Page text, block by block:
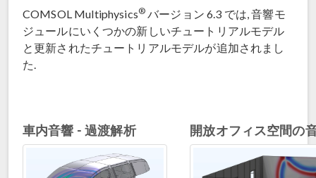
COMSOL Multiphysics® バージョン 6.3 では, 音響モ
ジュールにいくつかの新しいチュートリアルモデル
と更新されたチュートリアルモデルが追加されまし
た.
車内音響 - 過渡解析 開放オフィス空間の